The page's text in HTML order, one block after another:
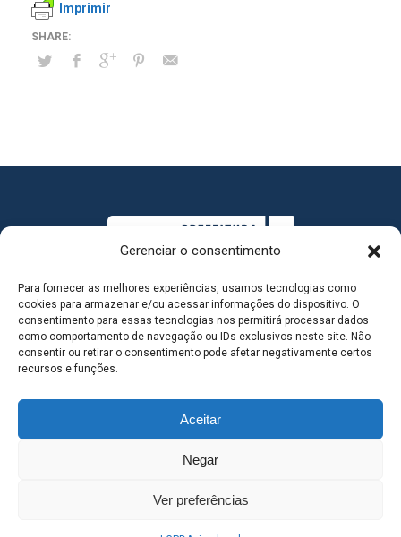
Gerenciar o consentimento
Para fornecer as melhores experiências, usamos tecnologias como
cookies para armazenar e/ou acessar informações do dispositivo. O
consentimento para essas tecnologias nos permitirá processar dados
como comportamento de navegação ou IDs exclusivos neste site. Não
consentir ou retirar o consentimento pode afetar negativamente certos
recursos e funções.
Aceitar
Negar
Ver preferências
Imprimir
MAPA DO SITE
SEDE DO ADMINISTRATIVO MUNICIPAL - Avenida